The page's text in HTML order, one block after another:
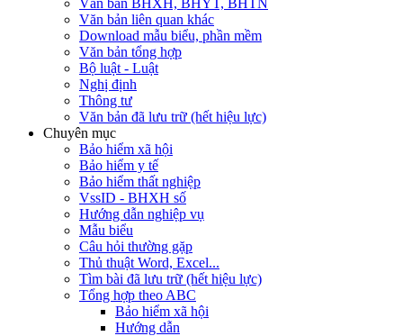
Văn bản BHXH, BHYT, BHTN
Văn bản liên quan khác
Download mẫu biểu, phần mềm
Văn bản tổng hợp
Bộ luật - Luật
Nghị định
Thông tư
Văn bản đã lưu trữ (hết hiệu lực)
Chuyên mục
Bảo hiểm xã hội
Bảo hiểm y tế
Bảo hiểm thất nghiệp
VssID - BHXH số
Hướng dẫn nghiệp vụ
Mẫu biểu
Câu hỏi thường gặp
Thủ thuật Word, Excel...
Tìm bài đã lưu trữ (hết hiệu lực)
Tổng hợp theo ABC
Bảo hiểm xã hội
Hướng dẫn